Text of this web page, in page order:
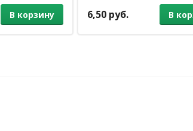
В корзину 6,50 руб. В